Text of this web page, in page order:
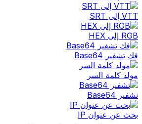
VTT إلى SRT
RGB إلى HEX
فك تشفير Base64
مولد كلمة السر
تشفير Base64
بحث عن عنوان IP